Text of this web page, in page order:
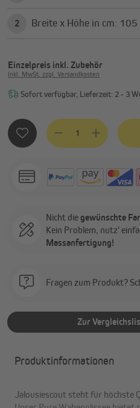
2 Breite x
Einzelpreis inkl. Zubehör
Inkl. MwSt. zzgl. Versandkosten
Sofort verfügbar, Lieferzeit: 2 - 3
Produkt Anzahl: Gib
Nicht die gewünschte
Kein Problem, nutz'
Massanfertigung!
Fragen zum Produkt?
Zur
Produktinformationen
Jalousiescout steht für höchste